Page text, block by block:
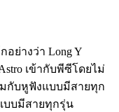
อย่างว่า Long Y
เข้ากับพีซีโดยไม่
มกับหูฟังแบบมีสายทุก
บบมีสายทุกรุ่น